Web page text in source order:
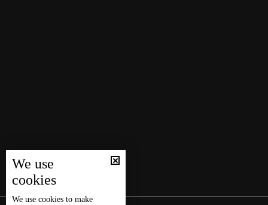
We use
cookies
We use cookies to make